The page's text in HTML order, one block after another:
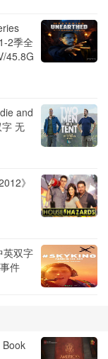
2季全
45.8G
and
无
》
英双字
件
Book